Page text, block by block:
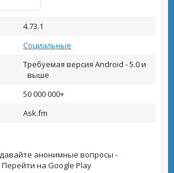
4.73.1
Социальные
Требуемая версия Android - 5.0 и
выше
50 000 000+
Ask.fm
анонимные вопросы -
Перейти на Google Play